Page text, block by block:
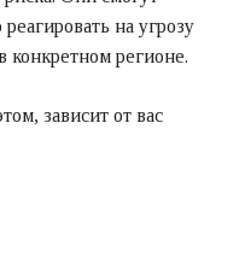
на угрозу
регионе.
зависит от вас